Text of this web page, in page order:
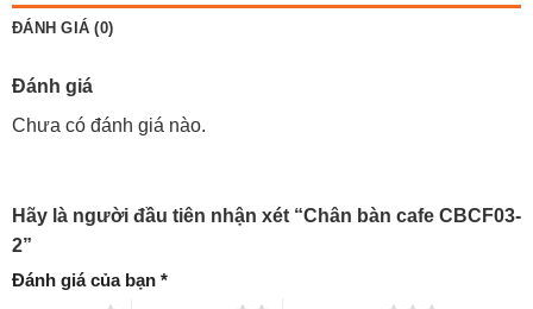
ĐÁNH GIÁ (0)
Đánh giá
Chưa có đánh giá nào.
Hãy là người đầu tiên nhận xét “Chân bàn cafe CBCF03-
2”
Đánh giá của bạn *